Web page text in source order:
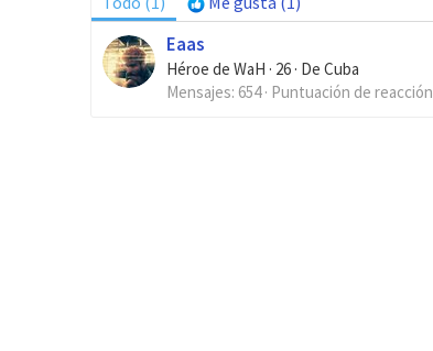
Eaas
Héroe de WaH · 26 · De Cuba
Mensajes 654 Puntuación de reacción